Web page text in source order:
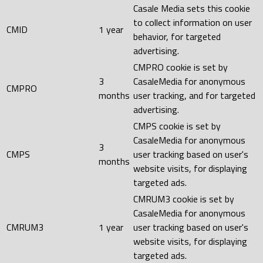
CMID 1 year
Casale Media sets this cookie
to collect information on user
behavior, for targeted
advertising.
CMPRO
3
months
CMPRO cookie is set by
CasaleMedia for anonymous
user tracking, and for targeted
advertising.
CMPS
3
months
CMPS cookie is set by
CasaleMedia for anonymous
user tracking based on user's
website visits, for displaying
targeted ads.
CMRUM3 1 year
CMRUM3 cookie is set by
CasaleMedia for anonymous
user tracking based on user's
website visits, for displaying
targeted ads.